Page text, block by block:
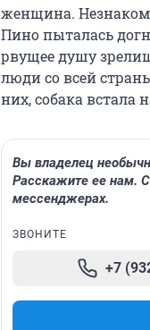
женщина.
Пино пыталась
рвущее душу
люди со всей
них, собака встала
Вы владелец
Расскажите ее нам.
мессенджерах.
ЗВОНИТЕ
+7